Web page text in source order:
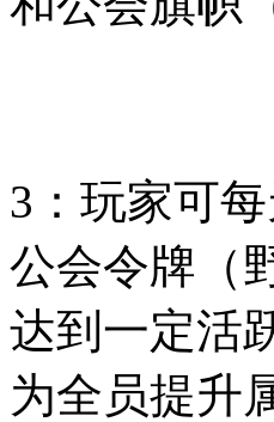
3：玩家可
公会令牌（
达到一定活
为全员提升